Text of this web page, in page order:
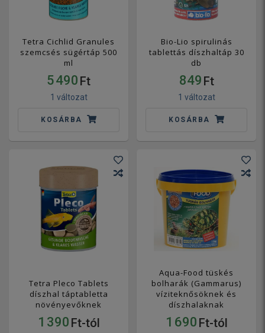
Tetra Cichlid Granules
szemcsés sügértáp 500
ml
5 490 Ft
1 változat
KOSÁRBA
Bio-Lio spirulinás
tablettás díszhaltáp 30
db
849 Ft
1 változat
KOSÁRBA
Tetra Pleco Tablets
díszhal táptabletta
növényevőknek
1 390 Ft-tól
Aqua-Food tüskés
bolharák (Gammarus)
víziteknősöknek és
díszhalaknak
1 690 Ft-tól